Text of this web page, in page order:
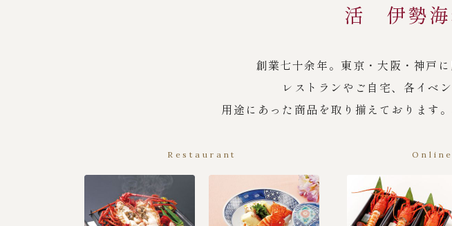
活 伊勢海
創業七十余年。東京・大阪・神戸
レストランやご自宅、各イベ
用途にあった商品を取り揃えております
Restaurant